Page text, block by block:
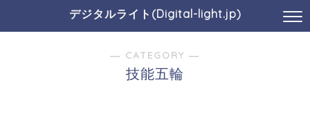
デジタルライト(Digital-light.jp)
― CATEGORY ―
技能五輪